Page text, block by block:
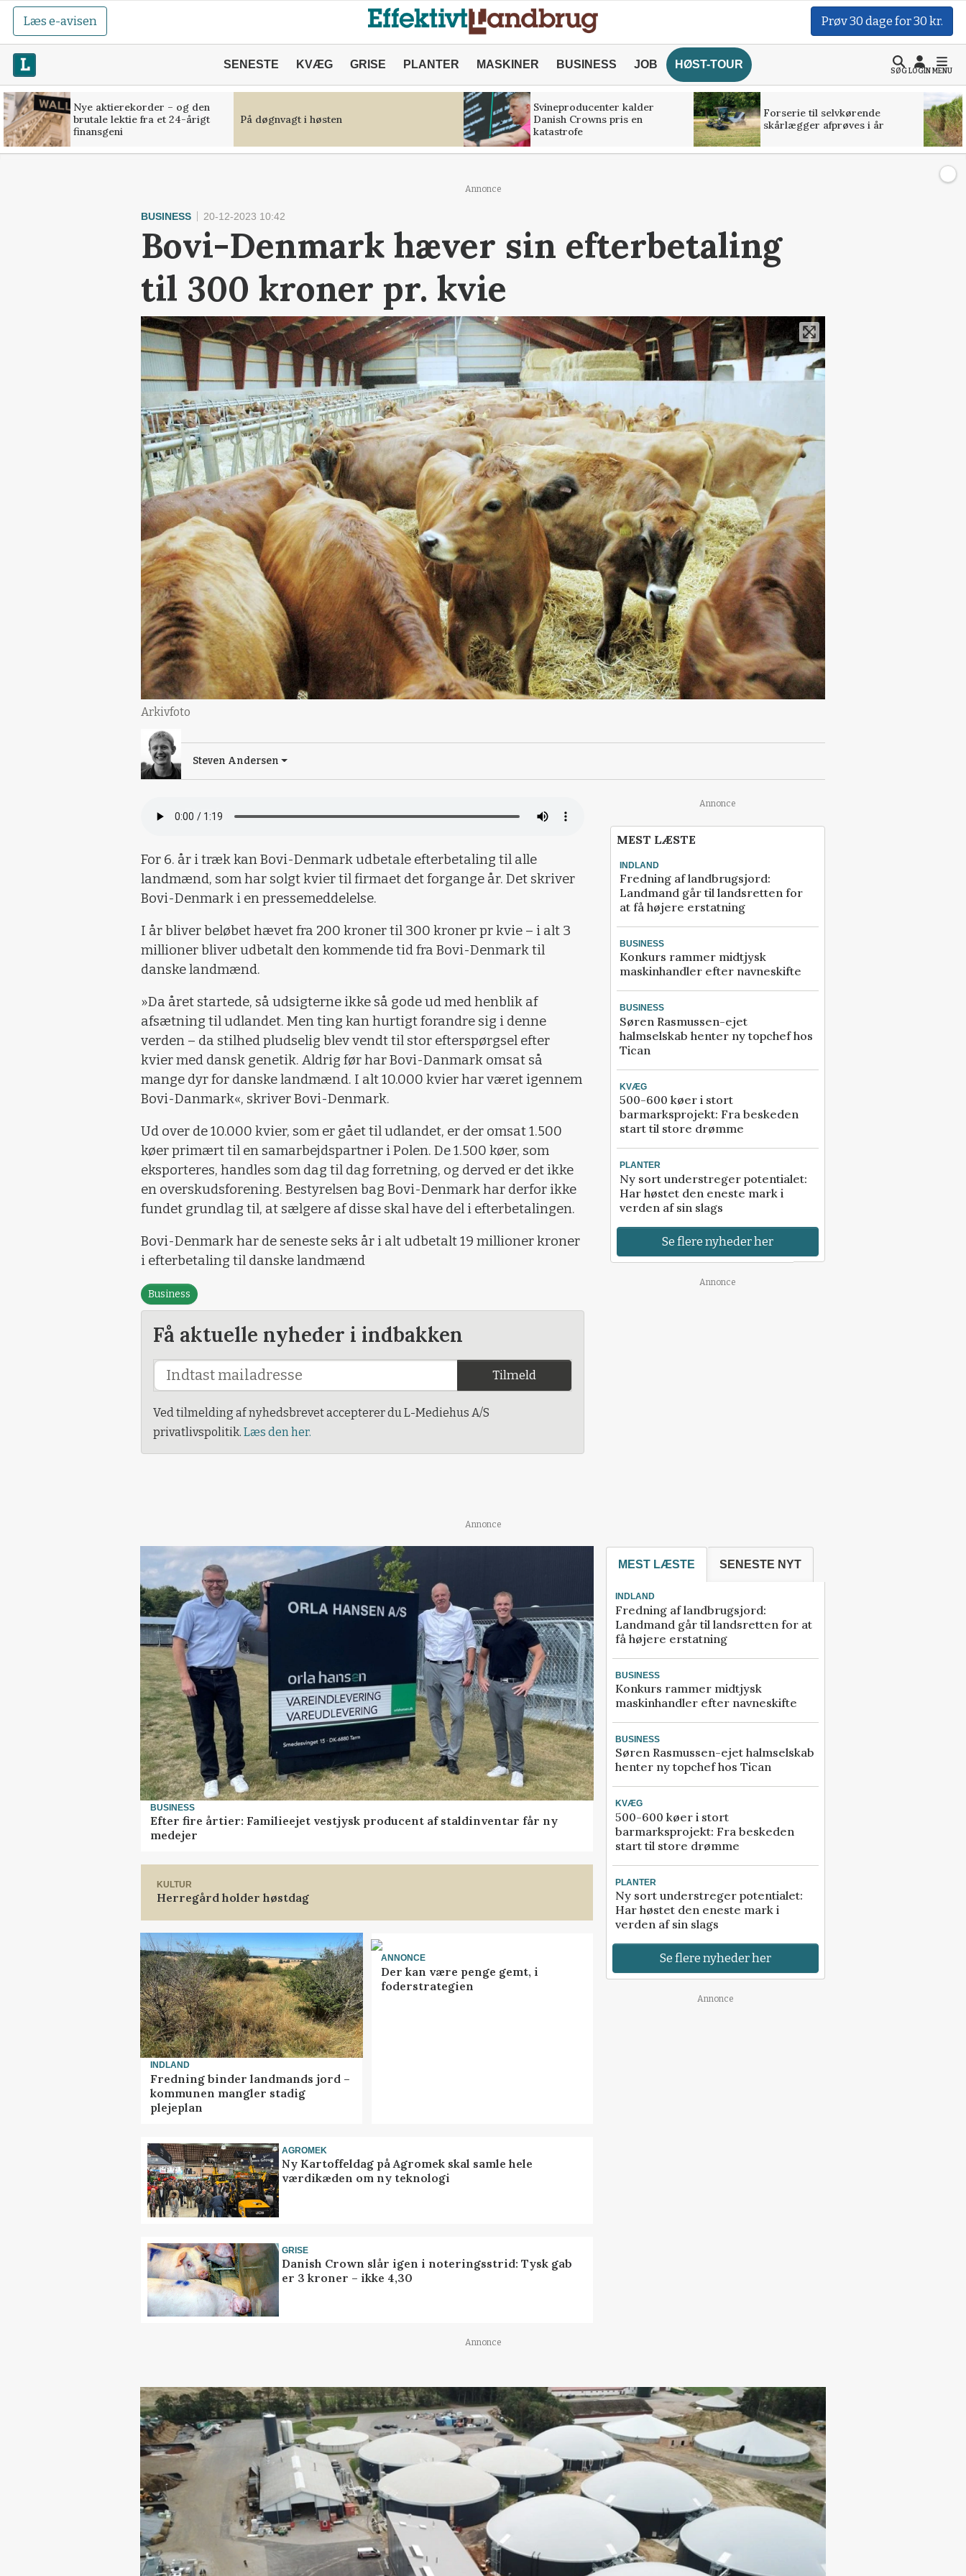
Læs e-avisen Prøv 30 dage for 30 kr.
SENESTE KVÆG GRISE PLANTER MASKINER BUSINESS JOB HØST-TOUR
SØGLOGINMENU
Nye aktierekorder – og den
brutale lektie fra et 24-årigt
finansgeni
På døgnvagt i høsten
Svineproducenter kalder
Danish Crowns pris en
katastrofe
Forserie til selvkørende
skårlægger afprøves i år
Annonce
BUSINESS 20-12-2023 10:42
Bovi-Denmark hæver sin efterbetaling
til 300 kroner pr. kvie
Arkivfoto
Steven Andersen
For 6. år i træk kan Bovi-Denmark udbetale efterbetaling til alle
landmænd, som har solgt kvier til firmaet det forgange år. Det skriver
Bovi-Denmark i en pressemeddelelse.
I år bliver beløbet hævet fra 200 kroner til 300 kroner pr kvie – i alt 3
millioner bliver udbetalt den kommende tid fra Bovi-Denmark til
danske landmænd.
»Da året startede, så udsigterne ikke så gode ud med henblik af
afsætning til udlandet. Men ting kan hurtigt forandre sig i denne
verden – da stilhed pludselig blev vendt til stor efterspørgsel efter
kvier med dansk genetik. Aldrig før har Bovi-Danmark omsat så
mange dyr for danske landmænd. I alt 10.000 kvier har været igennem
Bovi-Danmark«, skriver Bovi-Denmark.
Ud over de 10.000 kvier, som er gået til udlandet, er der omsat 1.500
køer primært til en samarbejdspartner i Polen. De 1.500 køer, som
eksporteres, handles som dag til dag forretning, og derved er det ikke
en overskudsforening. Bestyrelsen bag Bovi-Denmark har derfor ikke
fundet grundlag til, at sælgere af disse skal have del i efterbetalingen.
Bovi-Denmark har de seneste seks år i alt udbetalt 19 millioner kroner
i efterbetaling til danske landmænd
Business
Få aktuelle nyheder i indbakken
Tilmeld
Ved tilmelding af nyhedsbrevet accepterer du L-Mediehus A/S
privatlivspolitik. Læs den her.
Annonce
MEST LÆSTE
INDLAND
Fredning af landbrugsjord:
Landmand går til landsretten for
at få højere erstatning
BUSINESS
Konkurs rammer midtjysk
maskinhandler efter navneskifte
BUSINESS
Søren Rasmussen-ejet
halmselskab henter ny topchef hos
Tican
KVÆG
500-600 køer i stort
barmarksprojekt: Fra beskeden
start til store drømme
PLANTER
Ny sort understreger potentialet:
Har høstet den eneste mark i
verden af sin slags
Se flere nyheder her
Annonce
Annonce
BUSINESS
Efter fire årtier: Familieejet vestjysk producent af staldinventar får ny
medejer
KULTUR
Herregård holder høstdag
INDLAND
Fredning binder landmands jord –
kommunen mangler stadig
plejeplan
ANNONCE
Der kan være penge gemt, i
foderstrategien
AGROMEK
Ny Kartoffeldag på Agromek skal samle hele
værdikæden om ny teknologi
GRISE
Danish Crown slår igen i noteringsstrid: Tysk gab
er 3 kroner – ikke 4,30
MEST LÆSTE SENESTE NYT
INDLAND
Fredning af landbrugsjord:
Landmand går til landsretten for at
få højere erstatning
BUSINESS
Konkurs rammer midtjysk
maskinhandler efter navneskifte
BUSINESS
Søren Rasmussen-ejet halmselskab
henter ny topchef hos Tican
KVÆG
500-600 køer i stort
barmarksprojekt: Fra beskeden
start til store drømme
PLANTER
Ny sort understreger potentialet:
Har høstet den eneste mark i
verden af sin slags
Se flere nyheder her
Annonce
Annonce